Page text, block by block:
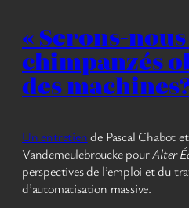
« Serons-
chimpanzés
des
Un entretiende Pascal Chabot
Vandemeulebroucke pourAlter
perspectives de l’emploi et du
d’automatisation massive.